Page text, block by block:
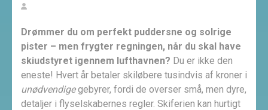
Drømmer du om perfekt puddersne og solrige
pister – men frygter regningen, når du skal have
skiudstyret igennem lufthavnen? Du er ikke den
eneste! Hvert år betaler skiløbere tusindvis af kroner i
unødvendigegebyrer, fordi de overser små, men dyre,
detaljer i flyselskabernes regler. Skiferien kan hurtigt